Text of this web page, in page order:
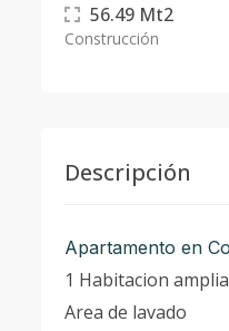
56.49 Mt2
Construcción
Descripción
Apartamento en
1 Habitacion
Area de lavado